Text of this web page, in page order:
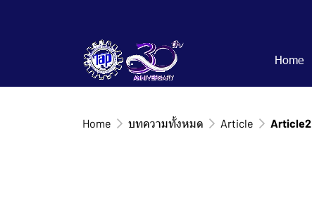
Home
Home บทความทั้งหมด Article Article2